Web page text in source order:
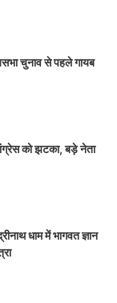
चुनाव से पहले गायब
को झटका, बड़े नेता
धाम में भागवत ज्ञान